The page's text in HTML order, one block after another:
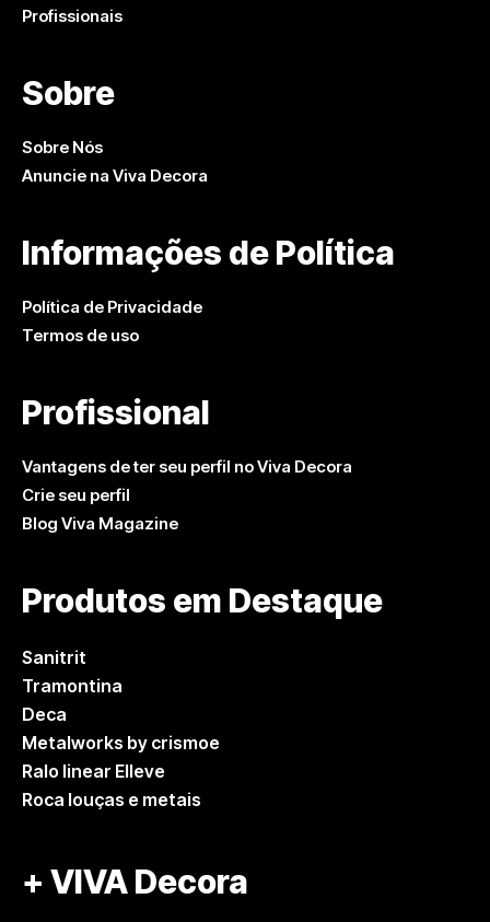
Profissionais
Sobre
Sobre Nós
Anuncie na Viva Decora
Informações de Política
Política de Privacidade
Termos de uso
Profissional
Vantagens de ter seu perfil no Viva Decora
Crie seu perfil
Blog Viva Magazine
Produtos em Destaque
Sanitrit
Tramontina
Deca
Metalworks by crismoe
Ralo linear Elleve
Roca louças e metais
+ VIVA Decora